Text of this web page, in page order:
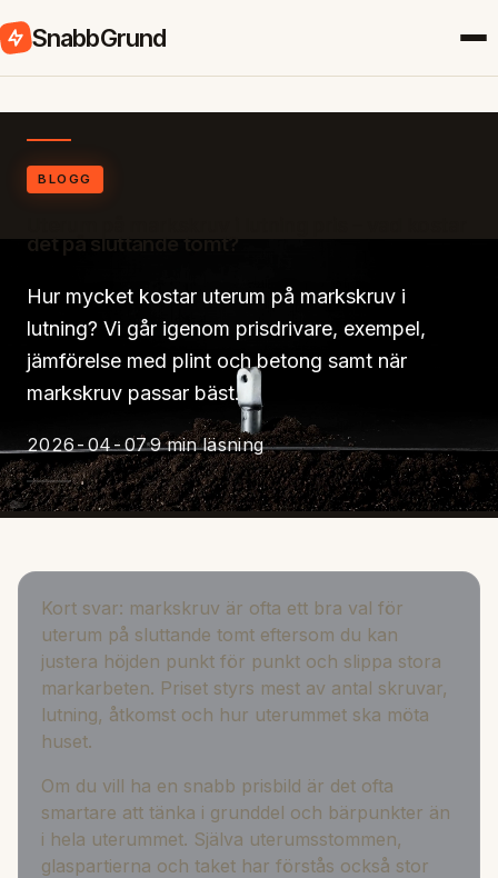
SnabbGrund
BLOGG
det på sluttande tomt?
Hur mycket kostar uterum på markskruv i
lutning? Vi går igenom prisdrivare, exempel,
jämförelse med plint och betong samt när
markskruv passar bäst.
2026-04-079 min läsning
Kort svar: markskruv är ofta ett bra val för
uterum på sluttande tomt eftersom du kan
justera höjden punkt för punkt och slippa stora
markarbeten. Priset styrs mest av antal skruvar,
lutning, åtkomst och hur uterummet ska möta
huset.
Om du vill ha en snabb prisbild är det ofta
smartare att tänka i grunddel och bärpunkter än
i hela uterummet. Själva uterumsstommen,
glaspartierna och taket har förstås också stor